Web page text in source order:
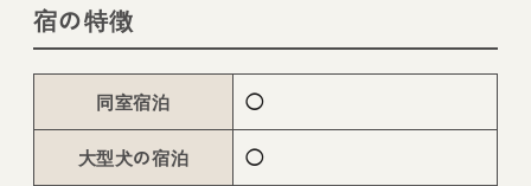
宿の特徴
同室宿泊 ◯
大型犬の宿泊 ◯